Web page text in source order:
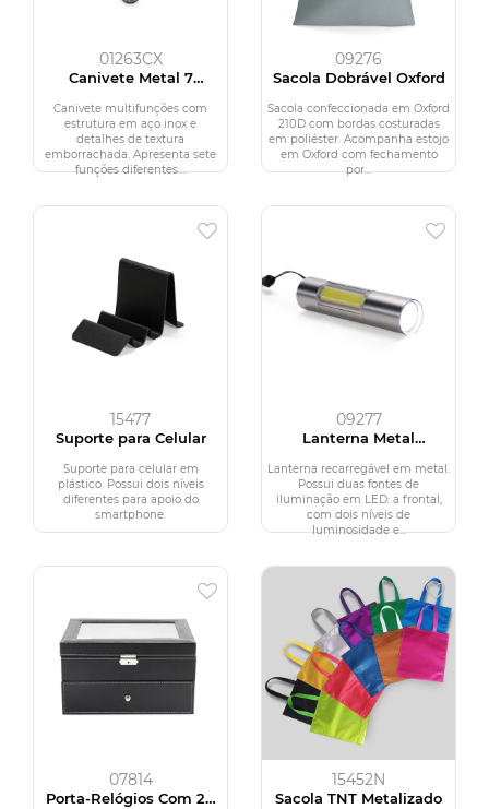
01263CX
Canivete Metal 7
Canivete multifunções com
estrutura em aço inox e
detalhes de textura
emborrachada. Apresenta sete
funções diferentes:...
09276
Sacola Dobrável Oxford
Sacola confeccionada em Oxford
210D com bordas costuradas
em poliéster. Acompanha estojo
em Oxford com fechamento
por...
15477
Suporte para Celular
Suporte para celular em
plástico. Possui dois níveis
diferentes para apoio do
smartphone.
09277
Lanterna Metal
Lanterna recarregável em metal.
Possui duas fontes de
iluminação em LED: a frontal,
com dois níveis de
luminosidade e...
07814
Porta-Relógios Com 20
15452N
Sacola TNT Metalizado